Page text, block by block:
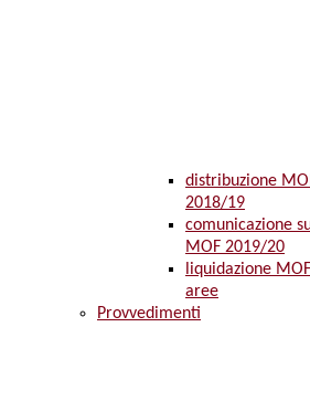
distribuzione
2018/19
comunicazione
MOF 2019/20
liquidazione
aree
Provvedimenti